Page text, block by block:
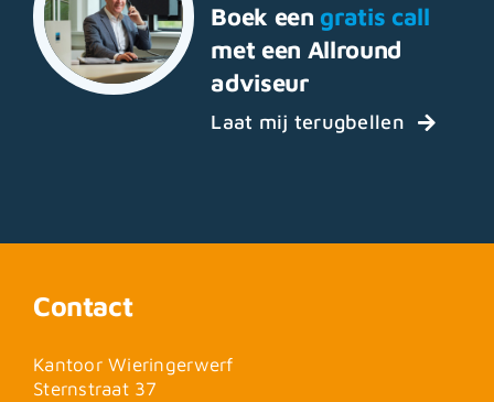
Boek een gratis call
met een Allround
adviseur
Laat mij terugbellen
Contact
Kantoor Wieringerwerf
Sternstraat 37